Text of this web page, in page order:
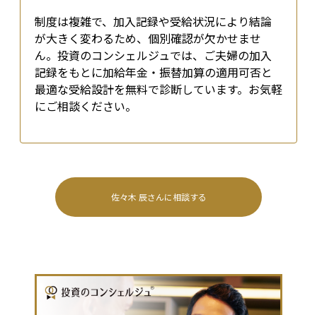
制度は複雑で、加入記録や受給状況により結論
が大きく変わるため、個別確認が欠かせませ
ん。投資のコンシェルジュでは、ご夫婦の加入
記録をもとに加給年金・振替加算の適用可否と
最適な受給設計を無料で診断しています。お気軽
にご相談ください。
佐々木 辰さんに相談する